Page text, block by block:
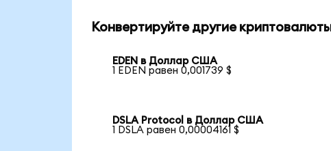
Конвертируйте другие криптовалюты
EDEN в Доллар США
1 EDEN равен 0,001739 $
DSLA Protocol в Доллар США
1 DSLA равен 0,00004161 $